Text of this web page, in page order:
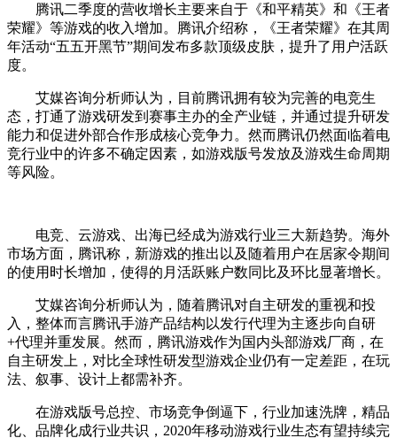
腾讯二季度的营收增长主要来自于《和平精英》和《王者
荣耀》等游戏的收入增加。腾讯介绍称，《王者荣耀》在其周
年活动“五五开黑节”期间发布多款顶级皮肤，提升了用户活跃
度。
艾媒咨询分析师认为，目前腾讯拥有较为完善的电竞生
态，打通了游戏研发到赛事主办的全产业链，并通过提升研发
能力和促进外部合作形成核心竞争力。然而腾讯仍然面临着电
竞行业中的许多不确定因素，如游戏版号发放及游戏生命周期
等风险。
电竞、云游戏、出海已经成为游戏行业三大新趋势。海外
市场方面，腾讯称，新游戏的推出以及随着用户在居家令期间
的使用时长增加，使得的月活跃账户数同比及环比显著增长。
艾媒咨询分析师认为，随着腾讯对自主研发的重视和投
入，整体而言腾讯手游产品结构以发行代理为主逐步向自研
+代理并重发展。然而，腾讯游戏作为国内头部游戏厂商，在
自主研发上，对比全球性研发型游戏企业仍有一定差距，在玩
法、叙事、设计上都需补齐。
在游戏版号总控、市场竞争倒逼下，行业加速洗牌，精品
化、品牌化成行业共识，2020年移动游戏行业生态有望持续完